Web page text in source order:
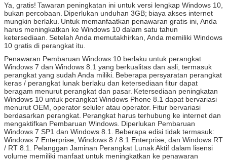
Ya, gratis! Tawaran peningkatan ini untuk versi lengkap Windows 10,
bukan percobaan. Diperlukan unduhan 3GB; biaya akses internet
mungkin berlaku. Untuk memanfaatkan penawaran gratis ini, Anda
harus meningkatkan ke Windows 10 dalam satu tahun
ketersediaan. Setelah Anda memutakhirkan, Anda memiliki Windows
10 gratis di perangkat itu.
Penawaran Pembaruan Windows 10 berlaku untuk perangkat
Windows 7 dan Windows 8.1 yang berkualitas dan asli, termasuk
perangkat yang sudah Anda miliki. Beberapa persyaratan perangkat
keras / perangkat lunak berlaku dan ketersediaan fitur dapat
beragam menurut perangkat dan pasar. Ketersediaan peningkatan
Windows 10 untuk perangkat Windows Phone 8.1 dapat bervariasi
menurut OEM, operator seluler atau operator. Fitur bervariasi
berdasarkan perangkat. Perangkat harus terhubung ke internet dan
mengaktifkan Pembaruan Windows. Diperlukan Pembaruan
Windows 7 SP1 dan Windows 8.1.
Beberapa edisi tidak termasuk:
Windows 7 Enterprise, Windows 8 / 8.1 Enterprise, dan Windows RT
/ RT 8.1.
Pelanggan Jaminan Perangkat Lunak Aktif dalam lisensi
volume memiliki manfaat untuk meningkatkan ke penawaran